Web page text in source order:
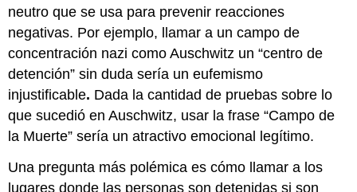
neutro que se usa para prevenir reacciones
negativas. Por ejemplo, llamar a un campo de
concentración nazi como Auschwitz un “centro de
detención” sin duda sería un eufemismo
injustificable. Dada la cantidad de pruebas sobre lo
que sucedió en Auschwitz, usar la frase “Campo de
la Muerte” sería un atractivo emocional legítimo.
Una pregunta más polémica es cómo llamar a los
lugares donde las personas son detenidas si son